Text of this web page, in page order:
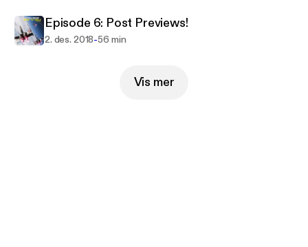
Episode 6: Post Previews!
2. des. 2018-56 min
Vis mer